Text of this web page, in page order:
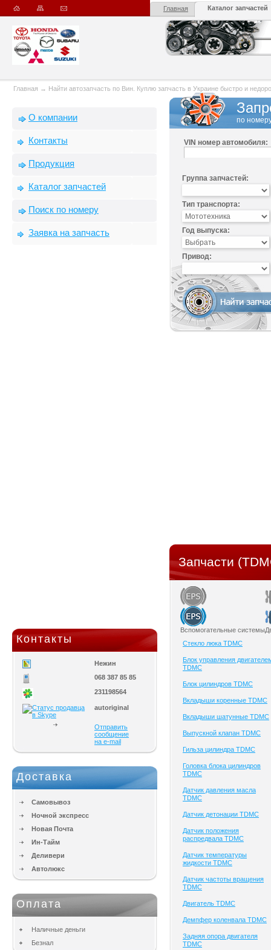
Главная Каталог запчастей
Главная → Найти автозапчасть по Вин. Куплю запчасть в Украине быстро и
О компании
Контакты
Продукция
Каталог запчастей
Поиск по номеру
Заявка на запчасть
Контакты
Нежин
068 387 85 85
231198564
autoriginal
Отправить
сообщение
на e-mail
Доставка
Самовывоз
Ночной экспресс
Новая Почта
Ин-Тайм
Деливери
Автолюкс
Оплата
Наличные деньги
Безнал
по
VIN номер автомобиля:
Группа запчастей:
Тип транспорта:
Год выпуска:
Привод:
Запчасти
Вспомогательные системы
Cтекло люка TDMC
Блок управления
TDMC
Блок цилиндров TDMC
Вкладыши коренные TDMC
Вкладыши шатунные TDMC
Выпускной клапан TDMC
Гильза цилиндра TDMC
Головка блока цилиндров
TDMC
Датчик давления масла
TDMC
Датчик детонации TDMC
Датчик положения
распредвала TDMC
Датчик температуры
жидкости TDMC
Датчик частоты вращения
TDMC
Двигатель TDMC
Демпфер коленвала TDMC
Задняя опора двигателя
TDMC